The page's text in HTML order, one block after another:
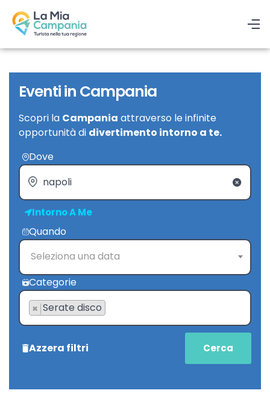
Eventi in Campania
Scopri la Campania attraverso le infinite
opportunità di divertimento intorno a te.
Dove
Intorno A Me
Quando
Seleziona una data
Categorie
× Serate disco
Azzera filtri